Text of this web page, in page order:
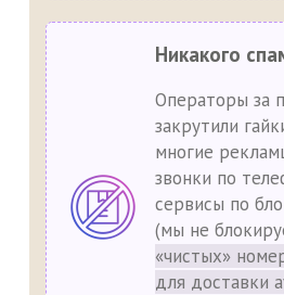
Никакого
Операторы за
закрутили
многие
звонки по
сервисы по
(мы не
«чистых»
для доставки